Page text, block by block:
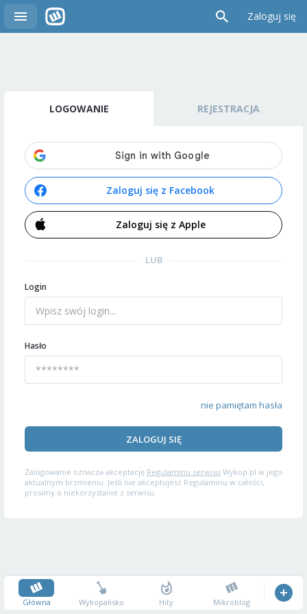
Zaloguj się
LOGOWANIE REJESTRACJA
Zaloguj się z Facebook
Zaloguj się z Apple
LUB
Login
Hasło
nie pamiętam hasła
ZALOGUJ SIĘ
Zalogowanie oznacza akceptację Regulaminu serwisu Wykop.pl w jego
aktualnym brzmieniu. Jeśli nie akceptujesz Regulaminu w całości,
prosimy o niekorzystanie z serwisu.
Główna Wykopalisko Hity Mikroblog